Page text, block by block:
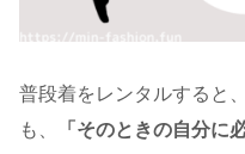
普段着をレンタルすると
も、
「そのときの自分に